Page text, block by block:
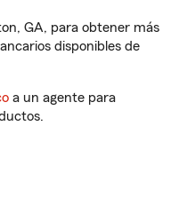
GA, para obtener más
disponibles de
a un agente para